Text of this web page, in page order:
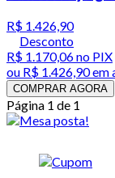
R$ 1.426,90
Desconto
R$ 1.170,06no PIX
ou R$ 1.426,90em
COMPRAR AGORA
Página 1 de 1